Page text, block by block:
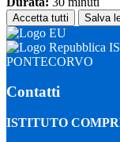
Accetta tutti Salva
PONTECORVO
Contatti
ISTITUTO